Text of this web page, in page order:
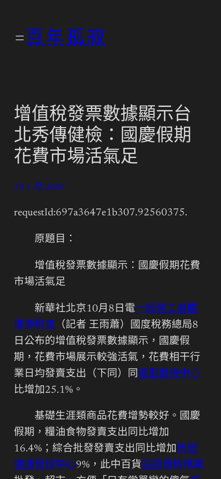
百年孤寂
增值稅發票數據顯示台
北秀傳健檢：國慶假期
花費市場活氣足
29 1 月, 2026
requestId:697a3647e1b307.92560375.
原題目：
增值稅發票數據顯示：國慶假期花費
市場活氣足
新華社北京10月8日電一般勞工身體
健康檢查 （記者 王雨蕭）國度稅務總局8
日公布的增值稅發票數據顯示，國慶假
期，花費市場展示較強活氣，花費相干行
業日均發賣支出（下同）同巡迴健檢中心
比增加25.1%。
基礎生涯類商品花費增勢較好。國慶
假期，糧油食物發賣支出同比增加
16.4%；綜合批發發賣支出同比增加巡迴
健康管理中心9%，此中百貨巡迴體檢推薦